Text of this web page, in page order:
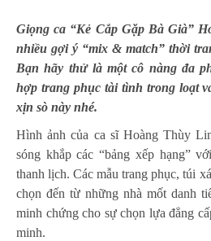
Giọng ca “Kẻ Cắp Gặp Bà Già”
nhiều gợi ý “mix & match” thời
Bạn hãy thử là một cô nàng đa
hợp trang phục tài tình trong loạt
xịn sò này nhé.
Hình ảnh của ca sĩ Hoàng Thùy
sóng khắp các “bảng xếp hạng”
thanh lịch. Các mẫu trang phục, túi
chọn đến từ những nhà mốt danh
minh chứng cho sự chọn lựa đẳng
minh.